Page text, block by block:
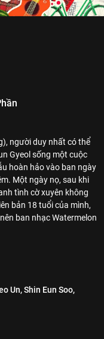
người duy nhất có thể
Gyeol sống một cuộc
hoàn hảo vào ban ngày
Một ngày nọ, sau khi
tình cờ xuyên không
bản 18 tuổi của mình,
ban nhạc Watermelon
Un,Shin Eun Soo,